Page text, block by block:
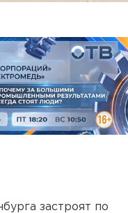
застроят по